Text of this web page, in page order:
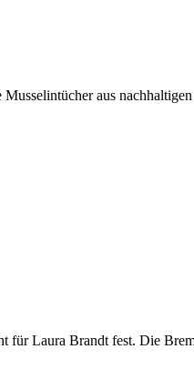
aus
Laura Brandt fest. Die